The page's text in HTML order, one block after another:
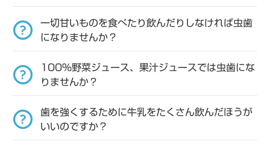
一切甘いものを食べたり飲んだりしなければ虫歯
になりませんか？
100％野菜ジュース、果汁ジュースでは虫歯にな
りませんか？
歯を強くするために牛乳をたくさん飲んだほうが
いいのですか？